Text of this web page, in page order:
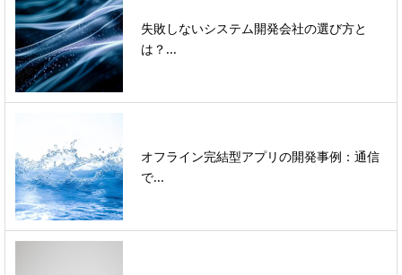
失敗しないシステム開発会社の選び方と
は？...
オフライン完結型アプリの開発事例：通信
で...